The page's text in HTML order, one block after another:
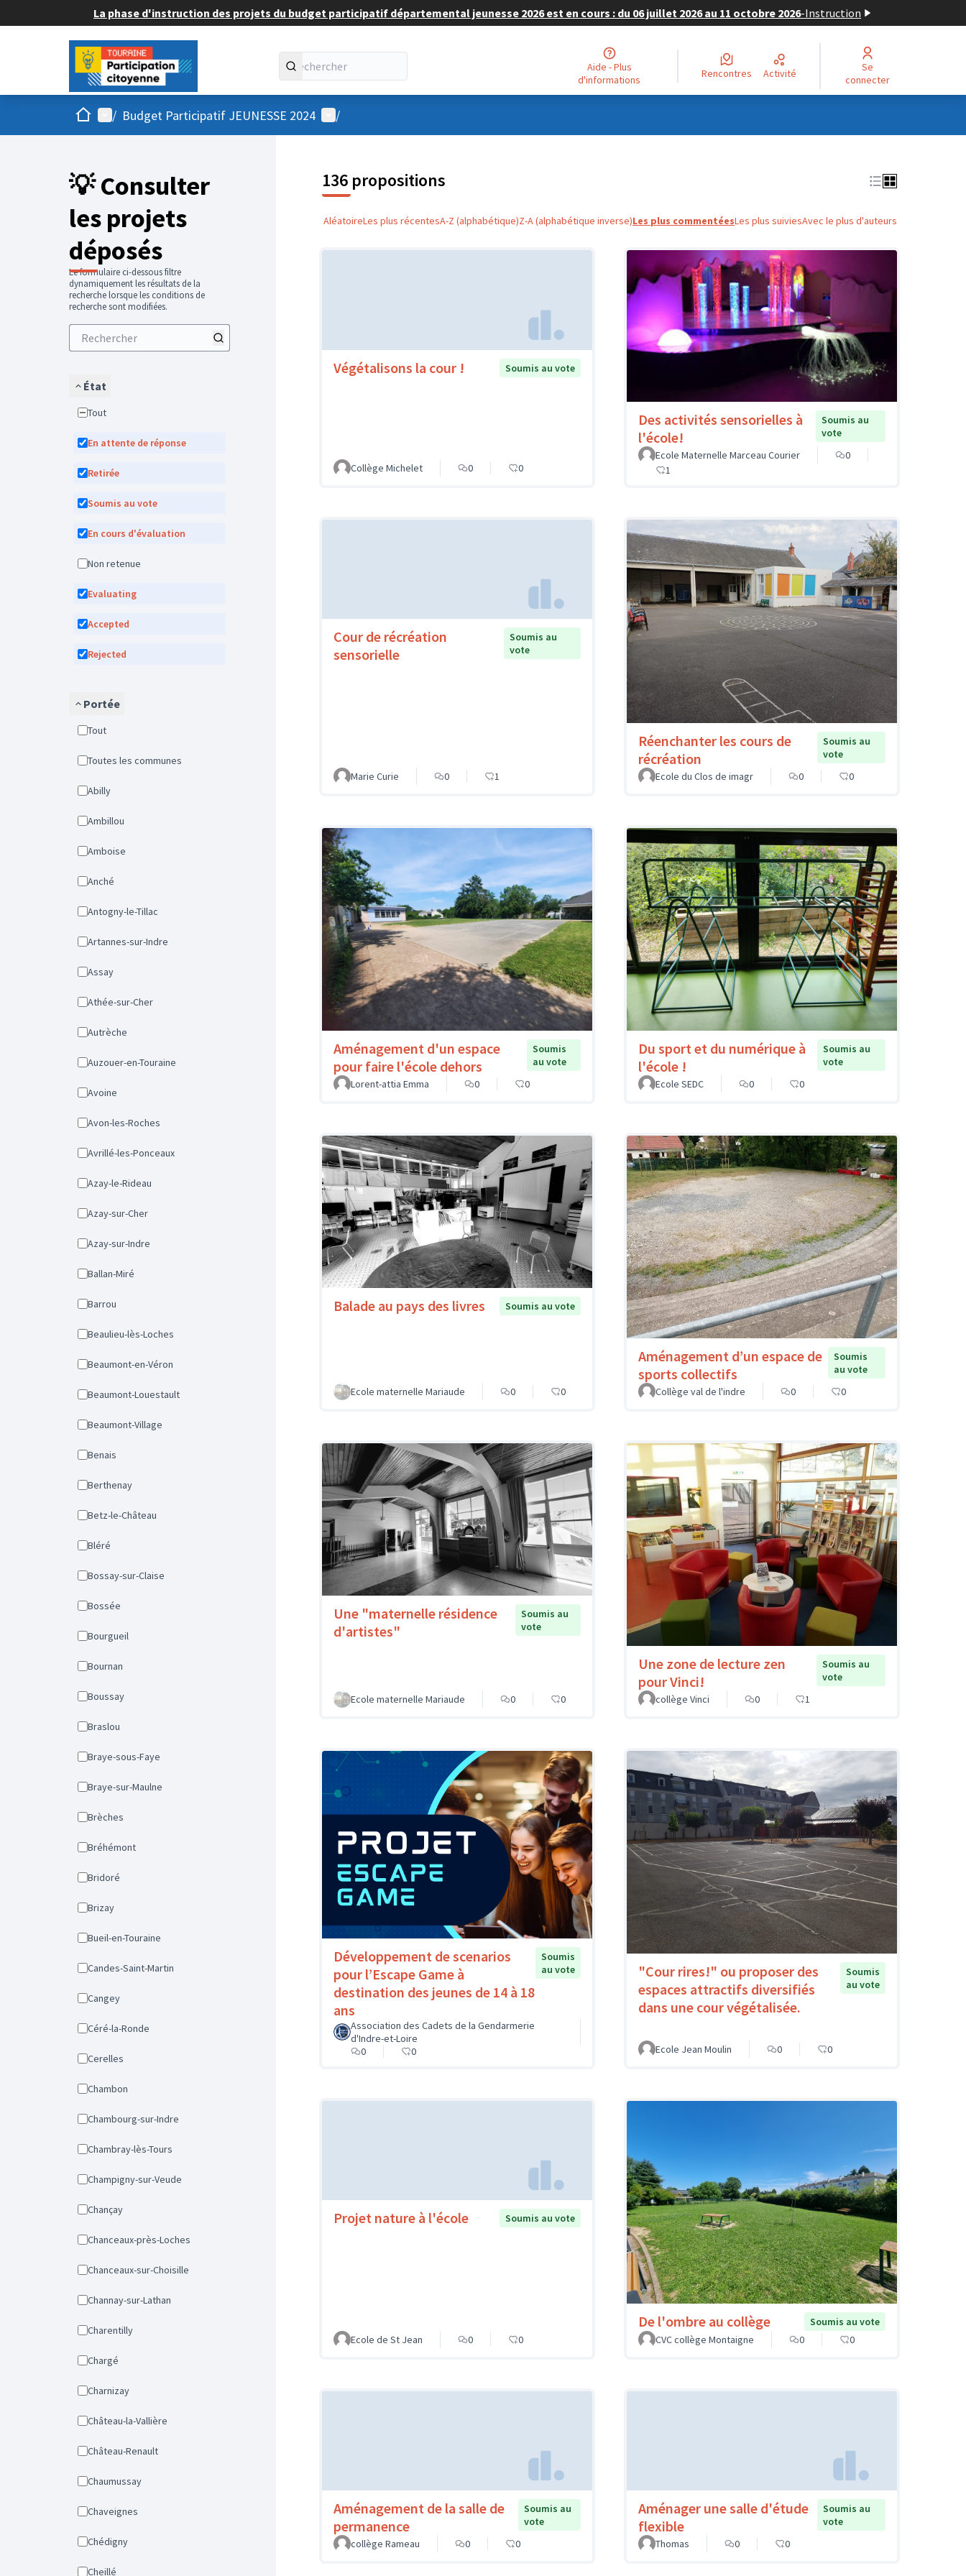
La phase d'instruction des projets du budget participatif départemental jeunesse 2026 est en cours : du 06 juillet 2026 au 11 octobre 2026-Instruction
Aide - Plus
d'informations
Rencontres Activité
Se
connecter
AccueilMenu principal
/ Budget Participatif JEUNESSE 2024 Menu utilisateur
/
💡 Consulter
les projets
déposés
Le formulaire ci-dessous filtre
dynamiquement les résultats de la
recherche lorsque les conditions de
recherche sont modifiées.
État
Tout
En attente de réponse
Retirée
Soumis au vote
En cours d'évaluation
Non retenue
Evaluating
Accepted
Rejected
Portée
Tout
Toutes les communes
Abilly
Ambillou
Amboise
Anché
Antogny-le-Tillac
Artannes-sur-Indre
Assay
Athée-sur-Cher
Autrèche
Auzouer-en-Touraine
Avoine
Avon-les-Roches
Avrillé-les-Ponceaux
Azay-le-Rideau
Azay-sur-Cher
Azay-sur-Indre
Ballan-Miré
Barrou
Beaulieu-lès-Loches
Beaumont-en-Véron
Beaumont-Louestault
Beaumont-Village
Benais
Berthenay
Betz-le-Château
Bléré
Bossay-sur-Claise
Bossée
Bourgueil
Bournan
Boussay
Braslou
Braye-sous-Faye
Braye-sur-Maulne
Brèches
Bréhémont
Bridoré
Brizay
Bueil-en-Touraine
Candes-Saint-Martin
Cangey
Céré-la-Ronde
Cerelles
Chambon
Chambourg-sur-Indre
Chambray-lès-Tours
Champigny-sur-Veude
Chançay
Chanceaux-près-Loches
Chanceaux-sur-Choisille
Channay-sur-Lathan
Charentilly
Chargé
Charnizay
Château-la-Vallière
Château-Renault
Chaumussay
Chaveignes
Chédigny
Cheillé
136 propositions
AléatoireLes plus récentesA-Z (alphabétique)Z-A (alphabétique inverse)Les plus commentéesLes plus suiviesAvec le plus d'auteurs
Végétalisons la cour ! Soumis au vote
Collège Michelet 0 0
Des activités sensorielles à
l'école!
Soumis au
vote
Ecole Maternelle Marceau Courier
0
1
Cour de récréation
sensorielle
Soumis au
vote
Marie Curie 0 1
Réenchanter les cours de
récréation
Soumis au
vote
Ecole du Clos de imagr
0 0
Aménagement d'un espace
pour faire l'école dehors
Soumis
au vote
Lorent-attia Emma
0 0
Du sport et du numérique à
l'école !
Soumis au
vote
Ecole SEDC
0 0
Balade au pays des livres Soumis au vote
Ecole maternelle Mariaude 0 0
Aménagement d’un espace de
sports collectifs
Soumis
au vote
Collège val de l'indre
0 0
Une "maternelle résidence
d'artistes"
Soumis au
vote
Ecole maternelle Mariaude 0 0
Une zone de lecture zen
pour Vinci!
Soumis au
vote
collège Vinci
0 1
Développement de scenarios
pour l’Escape Game à
destination des jeunes de 14 à 18
ans
Soumis
au vote
Association des Cadets de la Gendarmerie
d'Indre-et-Loire
0
0
"Cour rires!" ou proposer des
espaces attractifs diversifiés
dans une cour végétalisée.
Soumis
au vote
Ecole Jean Moulin 0 0
Projet nature à l'école Soumis au vote
Ecole de St Jean 0 0
De l'ombre au collège
Soumis au vote
CVC collège Montaigne
0 0
Aménagement de la salle de
permanence
Soumis au
vote
collège Rameau
0 0
Aménager une salle d'étude
flexible
Soumis au
vote
Thomas
0 0